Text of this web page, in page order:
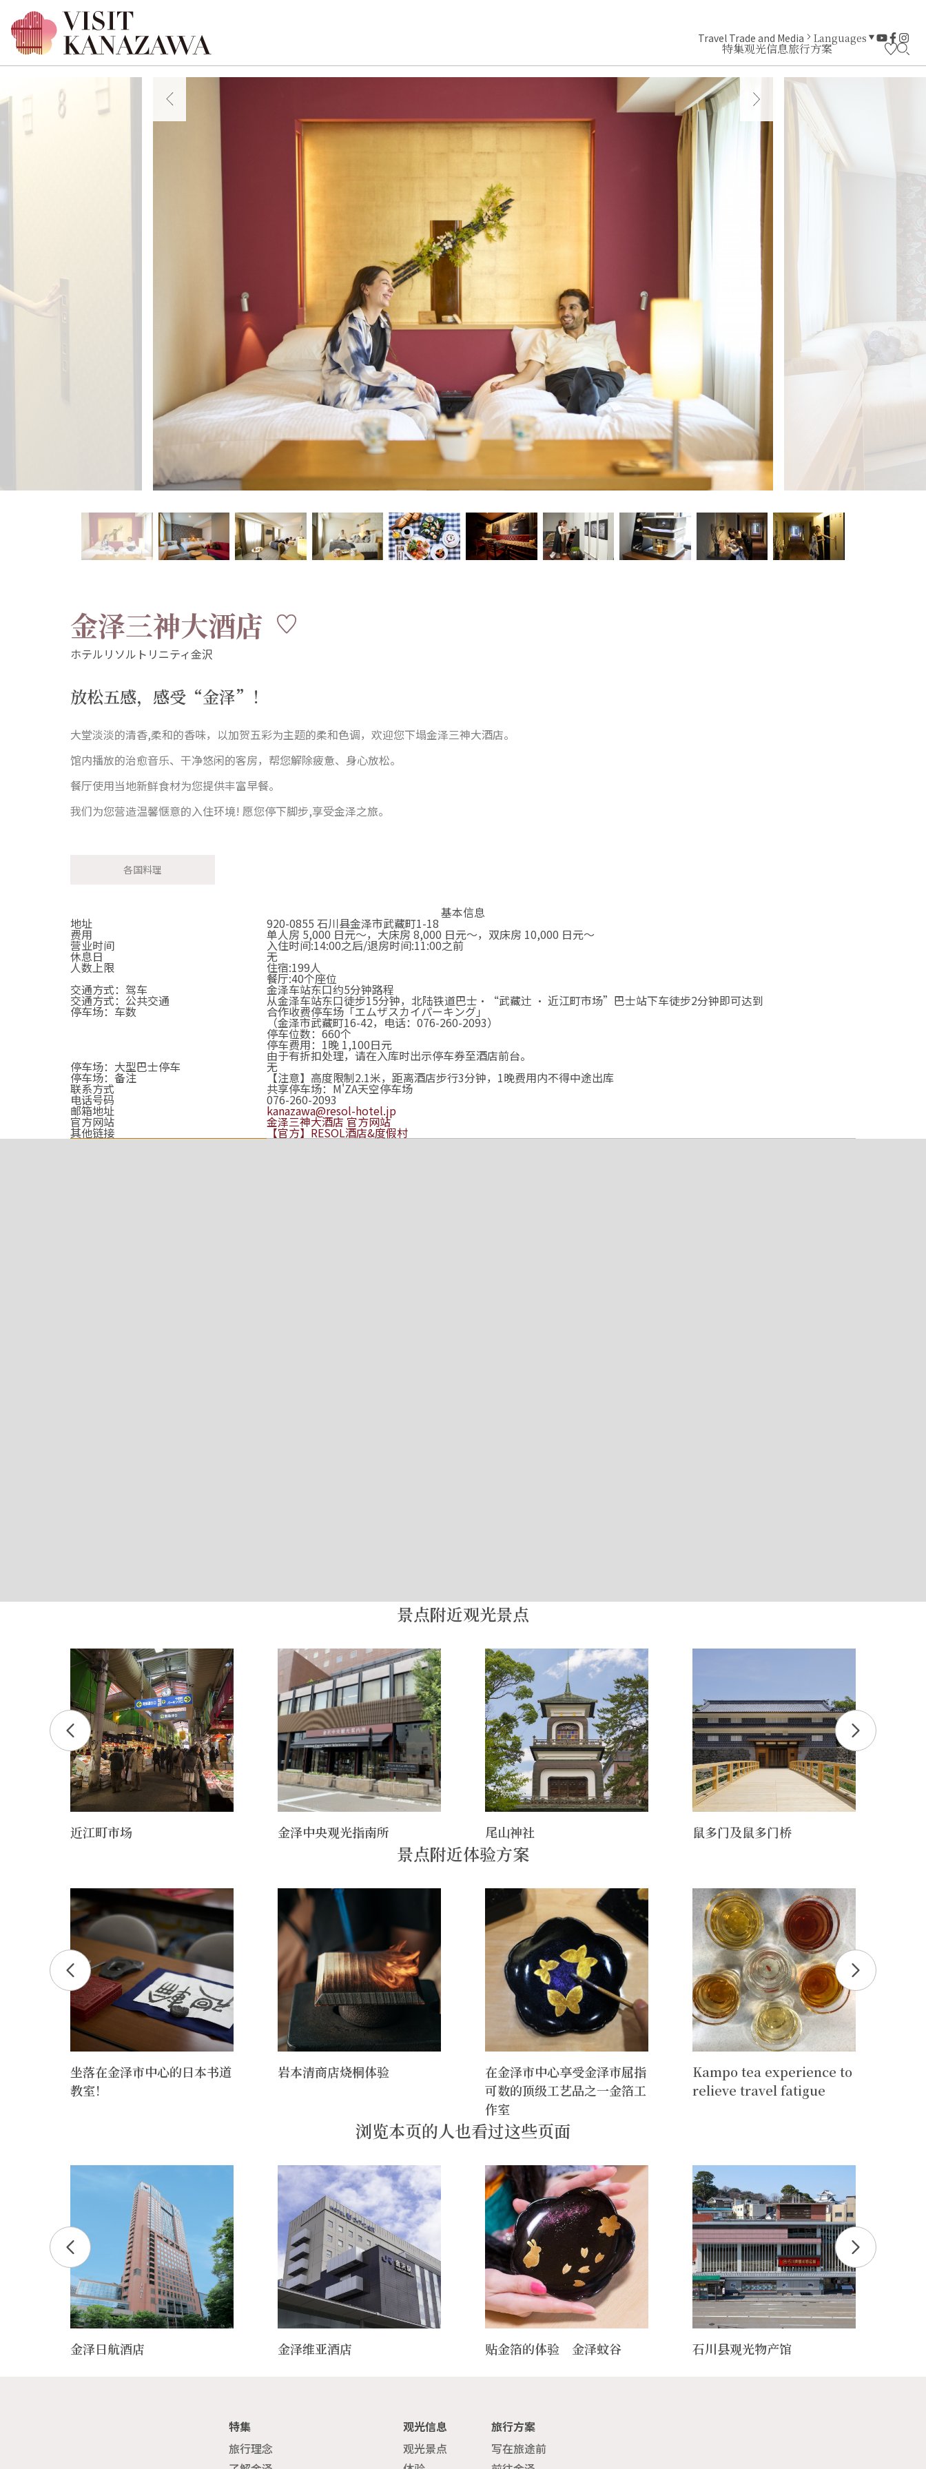
特集观光信息旅行方案
Travel Trade and Media Languages
金泽三神大酒店
放松五感，感受“金泽”！
大堂淡淡的清香,柔和的香味，以加贺五彩为主题的柔和色调，欢迎您下塌金泽三神大酒店。
馆内播放的治愈音乐、干净悠闲的客房，帮您解除疲惫、身心放松。
餐厅使用当地新鲜食材为您提供丰富早餐。
我们为您营造温馨惬意的入住环境! 愿您停下脚步,享受金泽之旅。
各国料理
基本信息
地址 920-0855 石川县金泽市武藏町1-18
费用 单人房 5,000 日元～，大床房 8,000 日元～，双床房 10,000 日元～
营业时间 入住时间:14:00之后/退房时间:11:00之前
休息日 无
人数上限 住宿:199人
餐厅:40个座位
交通方式：驾车 金泽车站东口约5分钟路程
交通方式：公共交通 从金泽车站东口徒步15分钟，北陆铁道巴士·“武藏辻 · 近江町市场”巴士站下车徒步2分钟即可达到
停车场：车数 合作收费停车场「エムザスカイパーキング」
（金泽市武藏町16-42，电话：076-260-2093）
停车位数：660个
停车费用：1晚 1,100日元
由于有折扣处理，请在入库时出示停车券至酒店前台。
停车场：大型巴士停车 无
停车场：备注 【注意】高度限制2.1米，距离酒店步行3分钟，1晚费用内不得中途出库
联系方式 共享停车场：M'ZA天空停车场
电话号码 076-260-2093
邮箱地址 kanazawa@resol-hotel.jp
官方网站 金泽三神大酒店 官方网站
其他链接 【官方】RESOL酒店&度假村
景点附近观光景点
近江町市场 金泽中央观光指南所 尾山神社 鼠多门及鼠多门桥
景点附近体验方案
坐落在金泽市中心的日本书道
教室！
岩本清商店烧桐体验
在金泽市中心享受金泽市屈指
可数的顶级工艺品之一金箔工
作室
Kampo tea experience to
relieve travel fatigue
浏览本页的人也看过这些页面
金泽日航酒店 金泽维亚酒店 贴金箔的体验 金泽蚊谷 石川县观光物产馆
特集
旅行理念
观光信息
观光景点
旅行方案
写在旅途前